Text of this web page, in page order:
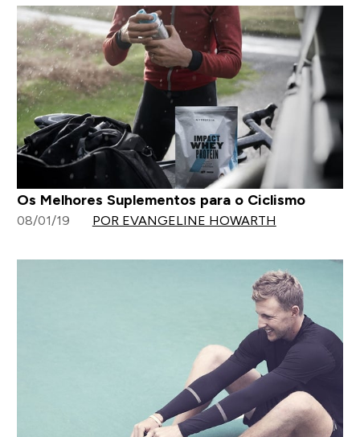
Os Melhores Suplementos para o Ciclismo
08/01/19 POR EVANGELINE HOWARTH